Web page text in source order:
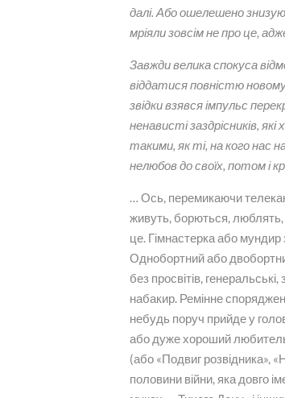
далі. Або ошелешено
мріяли зовсім не про це,
Завжди велика спокуса
віддатися повністю
звідки взявся імпульс
ненависті заздрісників,
такими, як ті, на кого нас
нелюбов до своїх, потом і
… Ось, перемикаючи
живуть, борються, люблять,
це. Гімнастерка або мундир
Однобортний або
без просвітів,
набакир. Ремінне
небудь поруч прийде у
або дуже хороший любитель,
(або «Подвиг розвідника»,
половини війни, яка довго